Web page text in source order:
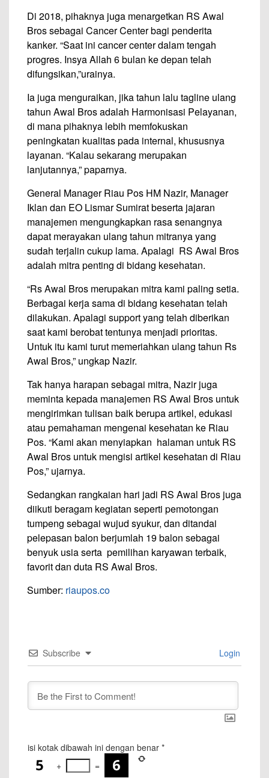
Di 2018, pihaknya juga menargetkan RS Awal
Bros sebagai Cancer Center bagi penderita
kanker. “Saat ini cancer center dalam tengah
progres. Insya Allah 6 bulan ke depan telah
difungsikan,”urainya.
Ia juga menguraikan, jika tahun lalu tagline ulang
tahun Awal Bros adalah Harmonisasi Pelayanan,
di mana pihaknya lebih memfokuskan
peningkatan kualitas pada internal, khususnya
layanan. “Kalau sekarang merupakan
lanjutannya,” paparnya.
General Manager Riau Pos HM Nazir, Manager
Iklan dan EO Lismar Sumirat beserta jajaran
manajemen mengungkapkan rasa senangnya
dapat merayakan ulang tahun mitranya yang
sudah terjalin cukup lama. Apalagi RS Awal Bros
adalah mitra penting di bidang kesehatan.
“Rs Awal Bros merupakan mitra kami paling setia.
Berbagai kerja sama di bidang kesehatan telah
dilakukan. Apalagi support yang telah diberikan
saat kami berobat tentunya menjadi prioritas.
Untuk itu kami turut memeriahkan ulang tahun Rs
Awal Bros,” ungkap Nazir.
Tak hanya harapan sebagai mitra, Nazir juga
meminta kepada manajemen RS Awal Bros untuk
mengirimkan tulisan baik berupa artikel, edukasi
atau pemahaman mengenai kesehatan ke Riau
Pos. “Kami akan menyiapkan halaman untuk RS
Awal Bros untuk mengisi artikel kesehatan di Riau
Pos,” ujarnya.
Sedangkan rangkaian hari jadi RS Awal Bros juga
diikuti beragam kegiatan seperti pemotongan
tumpeng sebagai wujud syukur, dan ditandai
pelepasan balon berjumlah 19 balon sebagai
benyuk usia serta pemilihan karyawan terbaik,
favorit dan duta RS Awal Bros.
Sumber: riaupos.co
Subscribe Login
isi kotak dibawah ini dengan benar *
+
=